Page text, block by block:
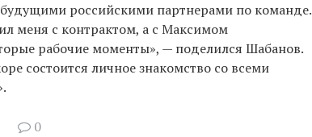
российскими партнерами по команде.
меня с контрактом, а с Максимом
рабочие моменты», — поделился Шабанов.
состоится личное знакомство со всеми
0